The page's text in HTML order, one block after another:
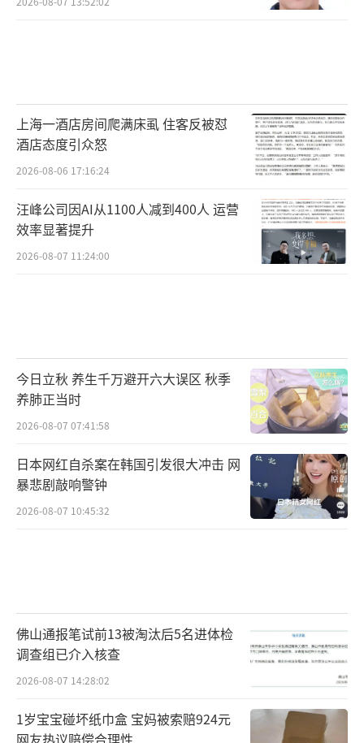
上海一酒店房间爬满床虱 住客反被怼
酒店态度引众怒
2026-08-06 17:16:24
汪峰公司因AI从1100人减到400人 运营
效率显著提升
2026-08-07 11:24:00
今日立秋 养生千万避开六大误区 秋季
养肺正当时
2026-08-07 07:41:58
日本网红自杀案在韩国引发很大冲击 网
暴悲剧敲响警钟
2026-08-07 10:45:32
佛山通报笔试前13被淘汰后5名进体检
调查组已介入核查
2026-08-07 14:28:02
1岁宝宝碰坏纸巾盒 宝妈被索赔924元
网友热议赔偿合理性